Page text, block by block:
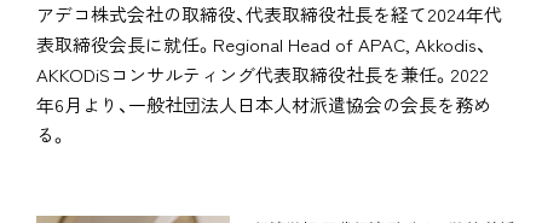
アデコ株式会社の取締役、代表取締役社長を経て2024年代
表取締役会長に就任。Regional Head of APAC, Akkodis、
AKKODiSコンサルティング代表取締役社長を兼任。2022
年6月より、一般社団法人日本人材派遣協会の会長を務め
る。